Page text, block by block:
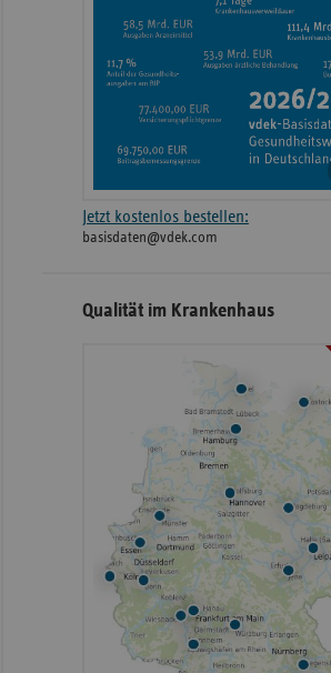
Jetzt kostenlos bestellen:
basisdaten@vdek.com
Qualität im Krankenhaus